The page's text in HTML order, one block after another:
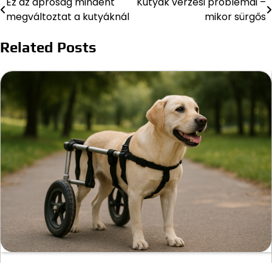
Bejegyzés
navigáció
megváltoztat a kutyáknál
mikor sürgős
Related Posts